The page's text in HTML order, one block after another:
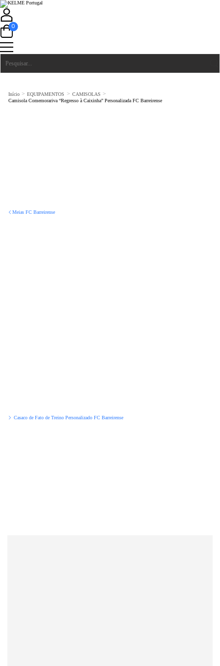
0
Início > EQUIPAMENTOS > CAMISOLAS >
Camisola Comemorariva “Regresso à Caixinha” Personalizada FC Barreirense
Meias FC Barreirense
Casaco de Fato de Treino Personalizado FC Barreirense